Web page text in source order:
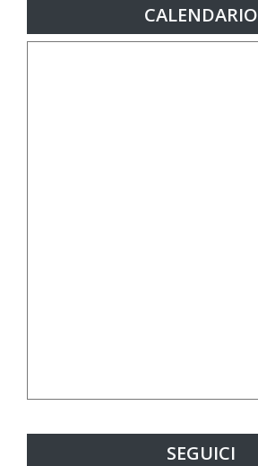
CALENDARIO
SEGUICI